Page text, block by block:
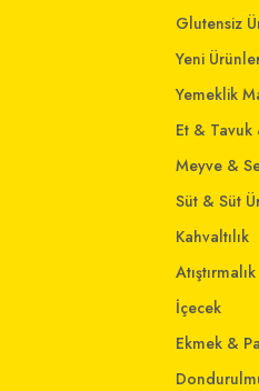
Glutensiz
Yeni
Yemeklik
Et & Tavuk
Meyve &
Süt & Süt
Kahvaltılık
Atıştırmalık
İçecek
Ekmek &